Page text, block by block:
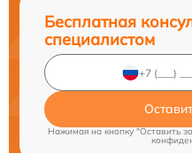
Бесплатная
специалистом
Нажимая на кнопку "Оставить